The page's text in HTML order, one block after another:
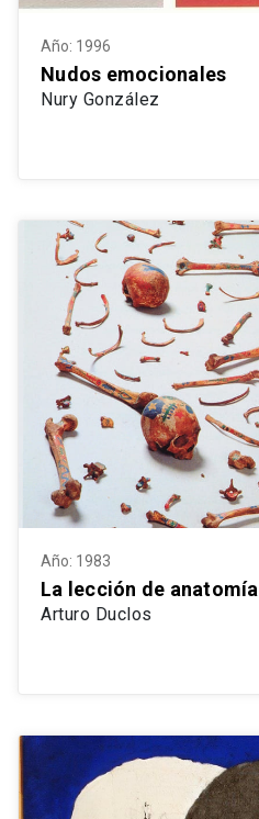
Año: 1996
Nudos emocionales
Nury González
Año: 1983
La lección de anatomía
Arturo Duclos